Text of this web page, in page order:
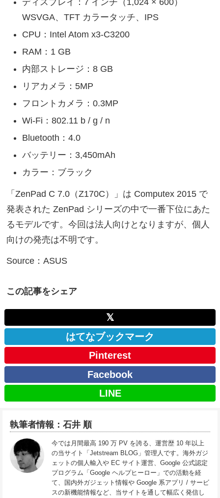
ディスプレイ：7 インチ（1,024 × 600）
WSVGA、TFT カラータッチ、IPS
CPU：Intel Atom x3-C3200
RAM：1 GB
内部ストレージ：8 GB
リアカメラ：5MP
フロントカメラ：0.3MP
Wi-Fi：802.11 b / g / n
Bluetooth：4.0
バッテリー：3,450mAh
カラー：ブラック
「ZenPad C 7.0（Z170C）」は Computex 2015 で
発表された ZenPad シリーズの中で一番下位にあた
るモデルです。今回は法人向けとなりますが、個人
向けの発売は不明です。
Source：ASUS
この記事をシェア
𝕏
はてなブックマーク
Pinterest
Facebook
LINE
執筆者情報：石井 順
今では月間最高 190 万 PV を誇る、運営歴 10 年以上
の当サイト「Jetstream BLOG」管理人です。海外ガジ
ェットの個人輸入や EC サイト運営、Google 公式認定
プログラム「Google ヘルプヒーロー」での活動を経
て、国内外ガジェット情報や Google 系アプリ / サービ
スの新機能情報など、当サイトを通して幅広く発信し